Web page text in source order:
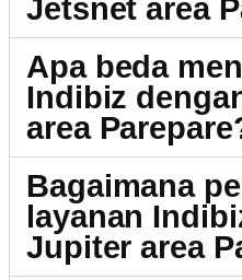
Jetsnet area
Apa beda
Indibiz
area
Bagaimana
layanan
Jupiter area